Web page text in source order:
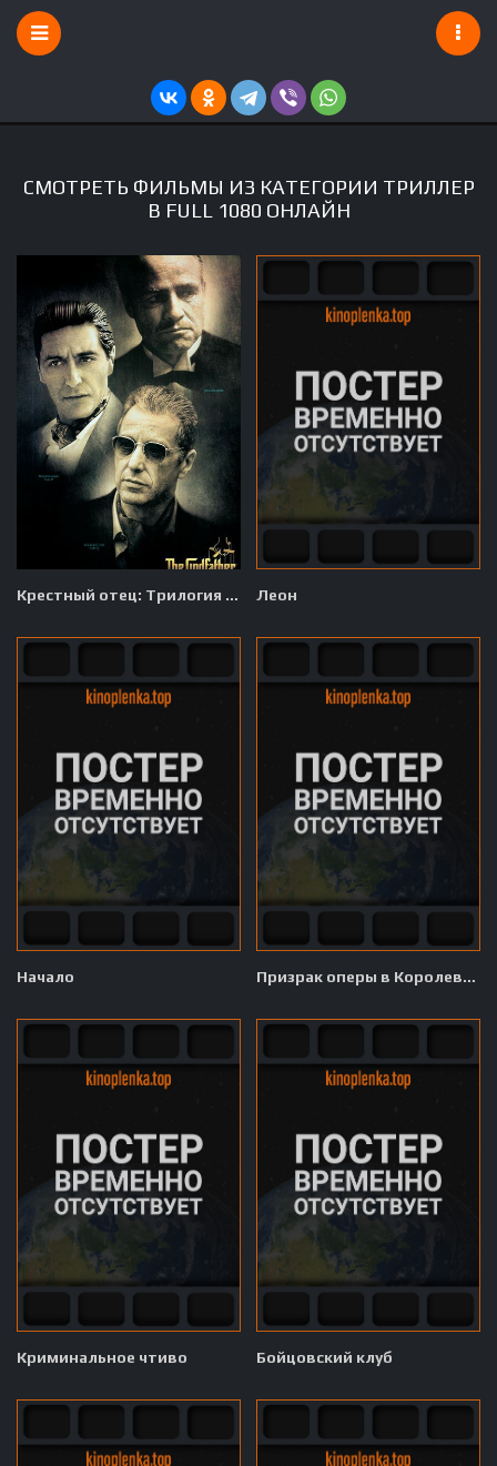
СМОТРЕТЬ ФИЛЬМЫ ИЗ КАТЕГОРИИ ТРИЛЛЕР
В FULL 1080 ОНЛАЙН
Крестный отец: Трилогия 1901-1980 Леон
Начало Призрак оперы в Королевском Алберт-холле
Криминальное чтиво Бойцовский клуб